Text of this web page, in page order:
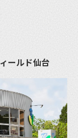
ールド仙台